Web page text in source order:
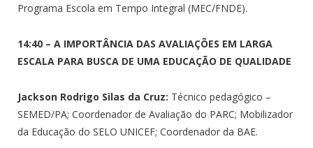
Programa Escola em Tempo Integral (MEC/FNDE).
14:40 – A IMPORTÂNCIA DAS AVALIAÇÕES EM LARGA
ESCALA PARA BUSCA DE UMA EDUCAÇÃO DE QUALIDADE
Jackson Rodrigo Silas da Cruz: Técnico pedagógico –
SEMED/PA; Coordenador de Avaliação do PARC; Mobilizador
da Educação do SELO UNICEF; Coordenador da BAE.